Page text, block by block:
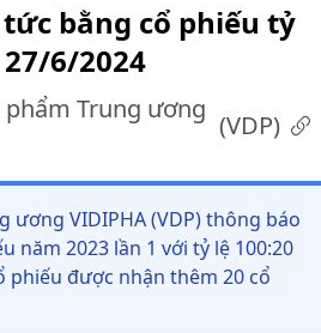
tức bằng cổ phiếu tỷ
6/2024
phẩm Trung ương
(VDP)
ương VIDIPHA (VDP) thông báo
năm 2023 lần 1 với tỷ lệ 100:20
phiếu được nhận thêm 20 cổ